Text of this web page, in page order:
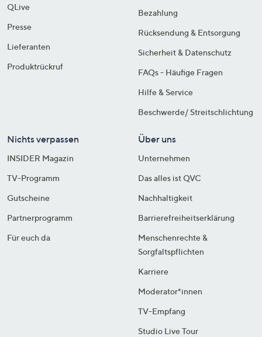
QLive
Presse
Lieferanten
Produktrückruf
Bezahlung
Rücksendung & Entsorgung
Sicherheit & Datenschutz
FAQs - Häufige Fragen
Hilfe & Service
Beschwerde/ Streitschlichtung
Nichts verpassen
INSIDER Magazin
TV-Programm
Gutscheine
Partnerprogramm
Für euch da
Über uns
Unternehmen
Das alles ist QVC
Nachhaltigkeit
Barrierefreiheitserklärung
Menschenrechte &
Sorgfaltspflichten
Karriere
Moderator*innen
TV-Empfang
Studio Live Tour